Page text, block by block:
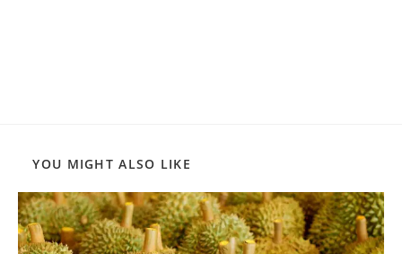
YOU MIGHT ALSO LIKE